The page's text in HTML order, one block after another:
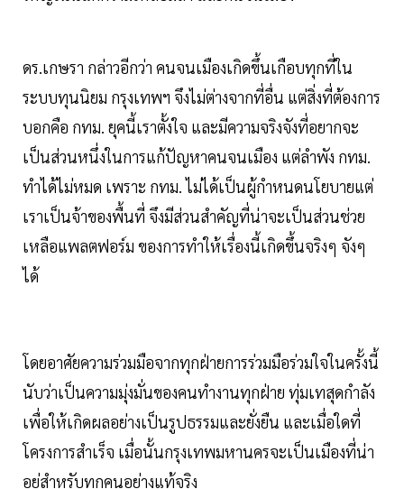
ดร.เกษรา กล่าวอีกว่า คนจนเมืองเกิดขึ้นเกือบทุกที่ใน
ระบบทุนนิยม กรุงเทพฯ จึงไม่ต่างจากที่อื่น แต่สิ่งที่ต้องการ
บอกคือ กทม. ยุคนี้เราตั้งใจ และมีความจริงจังที่อยากจะ
เป็นส่วนหนึ่งในการแก้ปัญหาคนจนเมือง แต่ลำพัง กทม.
ทำได้ไม่หมด เพราะ กทม. ไม่ได้เป็นผู้กำหนดนโยบายแต่
เราเป็นจ้าของพื้นที่ จึงมีส่วนสำคัญที่น่าจะเป็นส่วนช่วย
เหลือแพลตฟอร์ม ของการทำให้เรื่องนี้เกิดขึ้นจริงๆ จังๆ
ได้
โดยอาศัยความร่วมมือจากทุกฝ่ายการร่วมมือร่วมใจในครั้งนี้
นับว่าเป็นความมุ่งมั่นของคนทำงานทุกฝ่าย ทุ่มเทสุดกำลัง
เพื่อให้เกิดผลอย่างเป็นรูปธรรมและยั่งยืน และเมื่อใดที่
โครงการสำเร็จ เมื่อนั้นกรุงเทพมหานครจะเป็นเมืองที่น่า
อยู่สำหรับทุกคนอย่างแท้จริง